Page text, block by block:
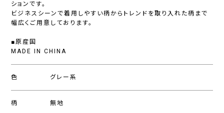
ションです。
ビジネスシーンで着用しやすい柄からトレンドを取り入れた柄まで
幅広くご用意しております。
■原産国
MADE IN CHINA
色 グレー系
柄 無地